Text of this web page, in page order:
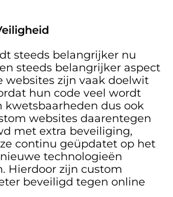
steeds belangrijker nu
steeds belangrijker aspect
websites zijn vaak doelwit
hun code veel wordt
dus ook
websites daarentegen
met extra beveiliging,
continu geüpdatet op het
technologieën
Hierdoor zijn custom
beveiligd tegen online